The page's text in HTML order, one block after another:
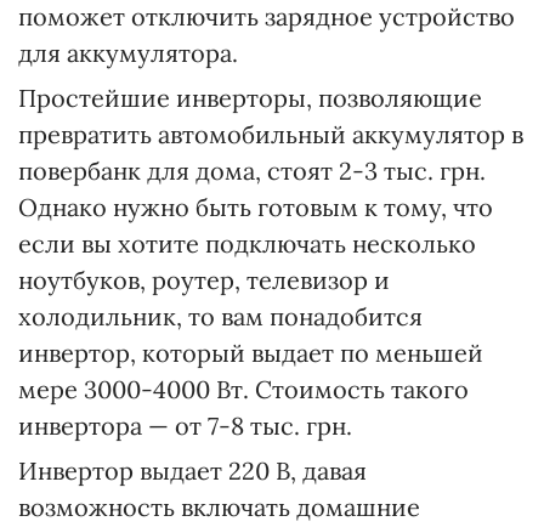
поможет отключить зарядное устройство
для аккумулятора.
Простейшие инверторы, позволяющие
превратить автомобильный аккумулятор в
повербанк для дома, стоят 2-3 тыс. грн.
Однако нужно быть готовым к тому, что
если вы хотите подключать несколько
ноутбуков, роутер, телевизор и
холодильник, то вам понадобится
инвертор, который выдает по меньшей
мере 3000-4000 Вт. Стоимость такого
инвертора — от 7-8 тыс. грн.
Инвертор выдает 220 В, давая
возможность включать домашние